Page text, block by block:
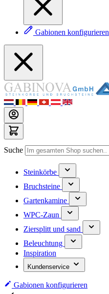
Gabionen konfigurieren
Suche
Steinkörbe
Bruchsteine
Gartenkamine
WPC-Zaun
Ziersplitt und sand
Beleuchtung
Inspiration
Kundenservice
Gabionen konfigurieren